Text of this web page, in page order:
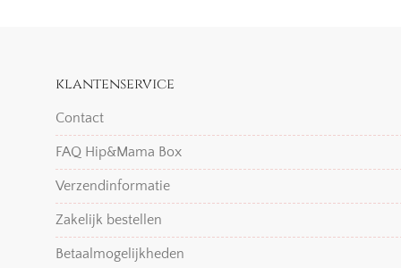
klantenservice
Contact
FAQ Hip&Mama Box
Verzendinformatie
Zakelijk bestellen
Betaalmogelijkheden